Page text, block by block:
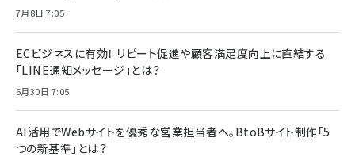
7月8日 7:05
ECビジネスに有効！ リピート促進や顧客満足度向上に直結する
「LINE通知メッセージ」とは？
6月30日 7:05
AI活用でWebサイトを優秀な営業担当者へ。BtoBサイト制作「5
つの新基準」とは？